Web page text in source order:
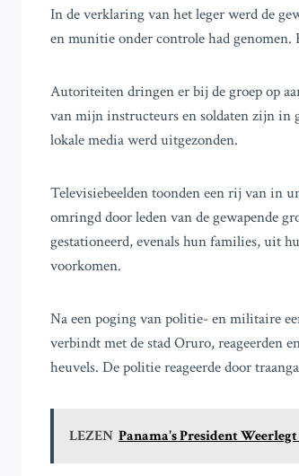
In de verklaring van het leger werd de
en munitie onder controle had genomen.
Autoriteiten dringen er bij de groep op
van mijn instructeurs en soldaten zijn in
lokale media werd uitgezonden.
Televisiebeelden toonden een rij van in
omringd door leden van de gewapende
gestationeerd, evenals hun families, uit
voorkomen.
Na een poging van politie- en militaire
verbindt met de stad Oruro, reageerden
heuvels. De politie reageerde door
LEZEN Panama's President